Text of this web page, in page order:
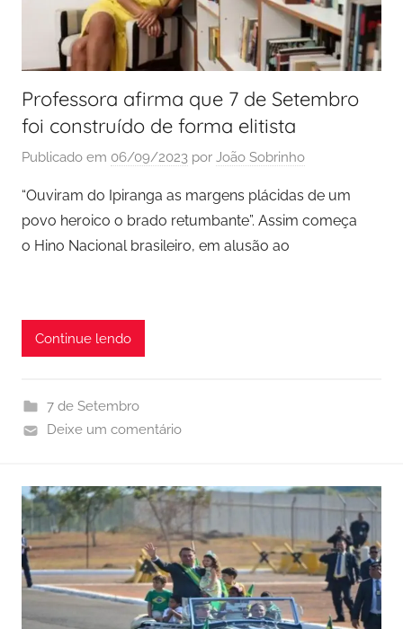
Professora afirma que 7 de Setembro
foi construído de forma elitista
Publicado em 06/09/2023 por João Sobrinho
“Ouviram do Ipiranga as margens plácidas de um
povo heroico o brado retumbante”. Assim começa
o Hino Nacional brasileiro, em alusão ao
Continue lendo
7 de Setembro
Deixe um comentário